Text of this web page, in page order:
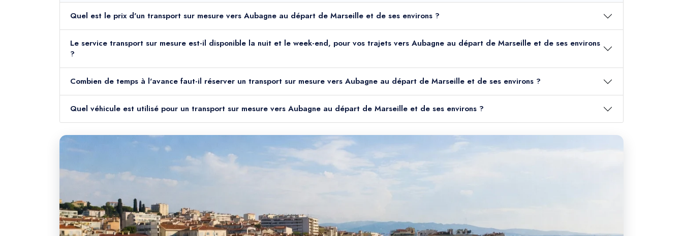
Quel est le prix d'un transport sur mesure vers Aubagne au départ de Marseille et de ses environs ?
Le service transport sur mesure est-il disponible la nuit et le week-end, pour vos trajets vers Aubagne au départ de Marseille et de ses environs
?
Combien de temps à l'avance faut-il réserver un transport sur mesure vers Aubagne au départ de Marseille et de ses environs ?
Quel véhicule est utilisé pour un transport sur mesure vers Aubagne au départ de Marseille et de ses environs ?